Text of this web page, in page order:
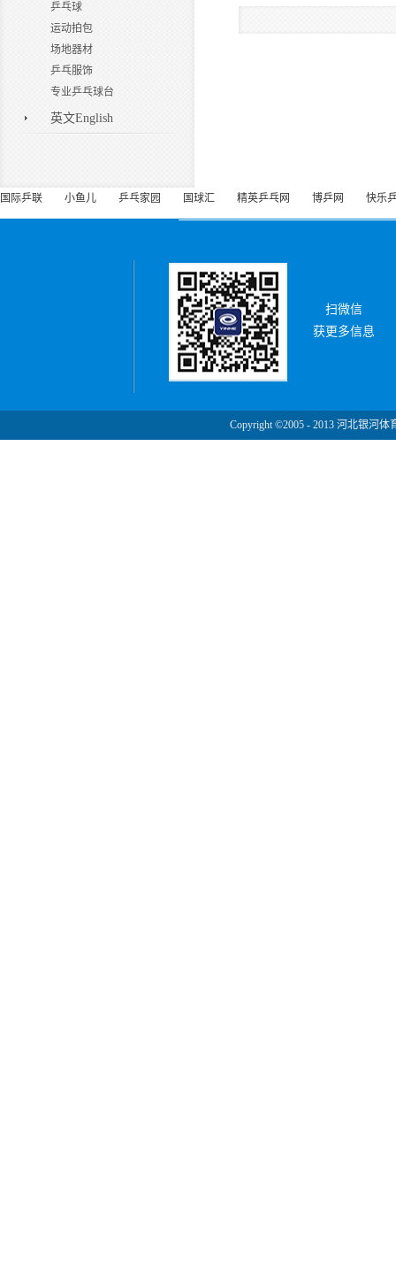
乒乓球
运动拍包
场地器材
乒乓服饰
专业乒乓球台
英文English
国际乒联 小鱼儿 乒乓家园 国球汇 精英乒乓网 博乒网 快乐
扫微信
获更多信息
Copyright ©2005 - 2013 河北银河体